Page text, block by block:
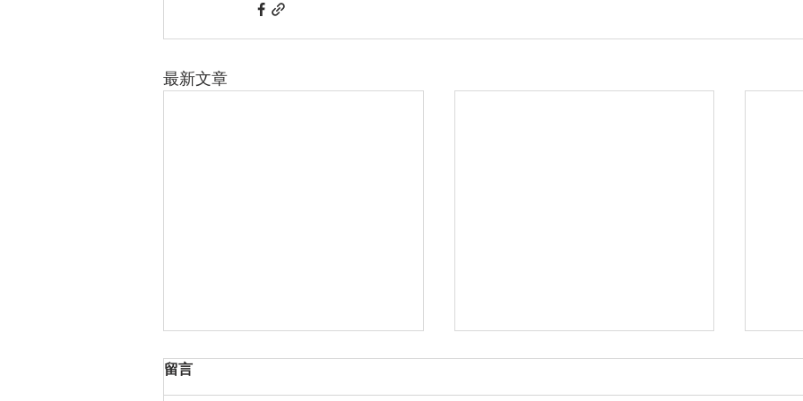
最新文章
留言